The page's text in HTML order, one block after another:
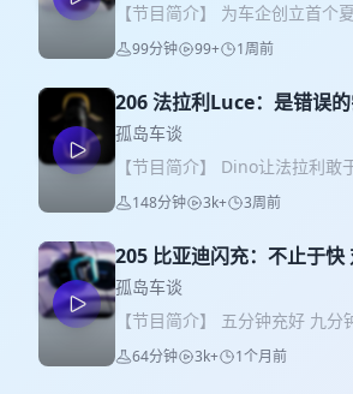
【节目简介】 为车企创立首个
开发首款超级摩托 在巴黎达喀
B WRC赛场夺冠 促成车企的合
池技术公司 以上任何一条，对
业者来说，都能成为整个职业生
我们故事的主角，他全拿。 他
Gumpert。本期《孤岛车谈》
访Gumpert先生，聊聊这个汽车
久测试工程师、Group B拉力车
驱技术发起人、一汽奥迪经销网
Gumpert Apollo创始人 down
赛爱好者，在本期专访
99分钟 99+ 1周前
206 法拉利Luce：是错误
突破 对话嘉宾：温如
孤岛车谈
【节目简介】 Dino让法拉利
给中置车硬塞了后排 California
场 Luce。。。 我想，在评判
解一下法拉利的过去。本期《
溯法拉利的历史，了解这家伟大
一家奢侈品公司的，并由此评
叛道的Luce到底有多（不）合
新雨 底盘电子工程师 温如 汽
148分钟 3k+ 3周前
205 比亚迪闪充：不止于快
刘，付梓耘，章翔
孤岛车谈
【节目简介】 五分钟充好 九分
多三分钟 2026年，比亚迪用三
口号打开了闪充的第二轮市场
64分钟 3k+ 1个月前